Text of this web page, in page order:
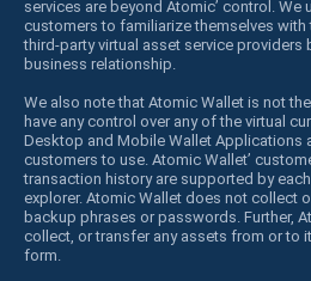
services are beyond Atomic’ control. We
customers to familiarize themselves
third-party virtual asset service providers
business relationship.
We also note that Atomic Wallet is not
have any control over any of the virtual
Desktop and Mobile Wallet Applications
customers to use. Atomic Wallet’
transaction history are supported by
explorer. Atomic Wallet does not collect
backup phrases or passwords. Further,
collect, or transfer any assets from or to
form.